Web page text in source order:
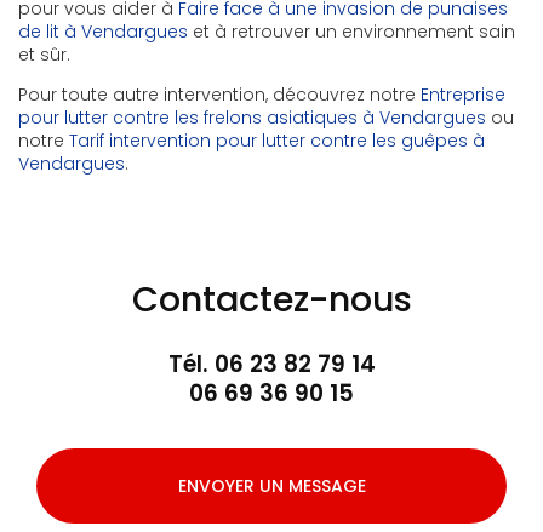
pour vous aider à Faire face à une invasion de punaises
de lit à Vendargues et à retrouver un environnement sain
et sûr.
Pour toute autre intervention, découvrez notre Entreprise
pour lutter contre les frelons asiatiques à Vendargues ou
notre Tarif intervention pour lutter contre les guêpes à
Vendargues.
Contactez-nous
Tél. 06 23 82 79 14
06 69 36 90 15
ENVOYER UN MESSAGE